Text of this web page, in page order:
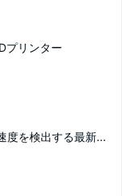
プリンター
度を検出する最新...